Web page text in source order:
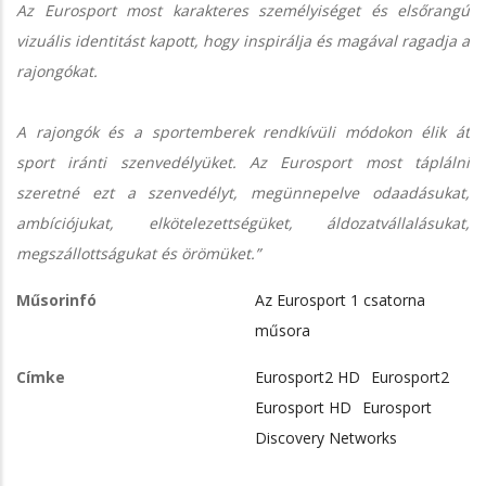
Az Eurosport most karakteres személyiséget és elsőrangú
vizuális identitást kapott, hogy inspirálja és magával ragadja a
rajongókat.
A rajongók és a sportemberek rendkívüli módokon élik át
sport iránti szenvedélyüket. Az Eurosport most táplálni
szeretné ezt a szenvedélyt, megünnepelve odaadásukat,
ambíciójukat, elkötelezettségüket, áldozatvállalásukat,
megszállottságukat és örömüket.”
Műsorinfó
Az Eurosport 1 csatorna
műsora
Címke Eurosport2 HD
Eurosport2
Eurosport HD
Eurosport
Discovery Networks